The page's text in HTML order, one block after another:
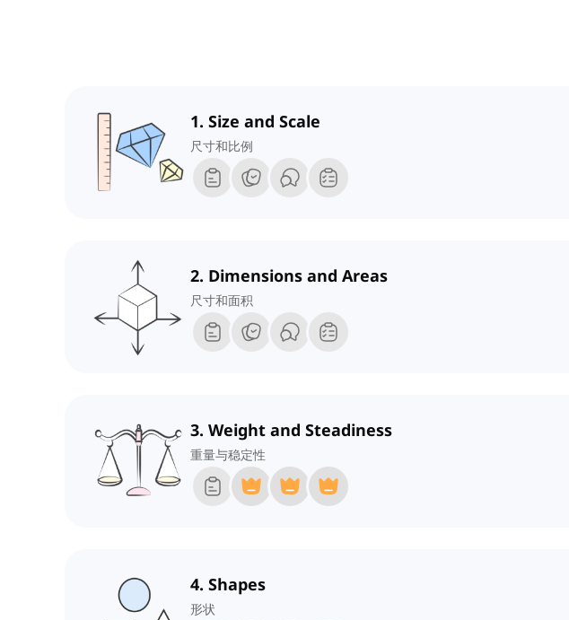
1. Size and Scale
尺寸和比例
2. Dimensions and Areas
尺寸和面积
3. Weight and Steadiness
重量与稳定性
4. Shapes
形状